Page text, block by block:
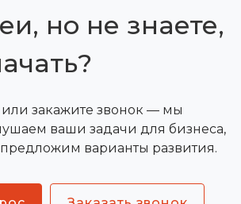
но не знаете,
закажите звонок — мы
ваши задачи для бизнеса,
варианты развития.